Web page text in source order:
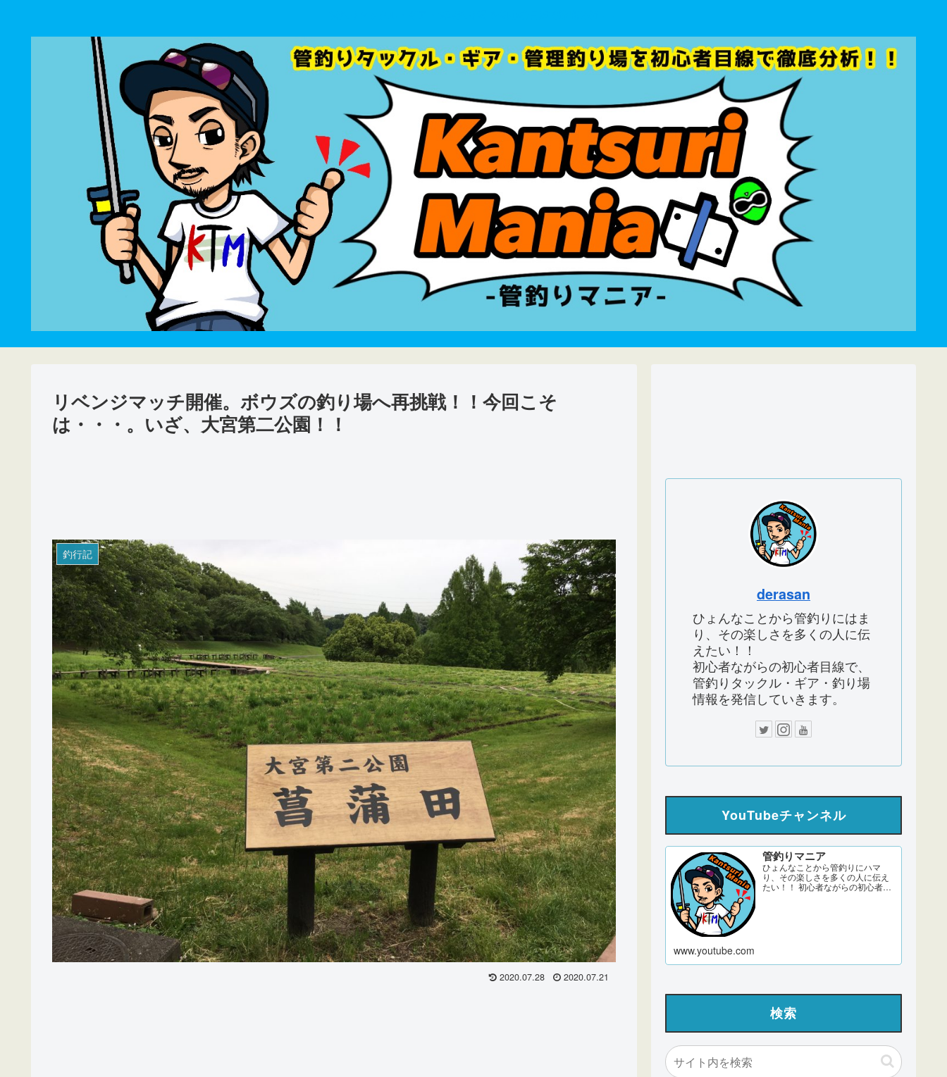
リベンジマッチ開催。ボウズの釣り場へ再挑戦！！今回こそ
は・・・。いざ、大宮第二公園！！
釣行記
2020.07.28 2020.07.21
derasan
ひょんなことから管釣りにはま
り、その楽しさを多くの人に伝
えたい！！
初心者ながらの初心者目線で、
管釣りタックル・ギア・釣り場
情報を発信していきます。
YouTubeチャンネル
管釣りマニア
ひょんなことから管釣りにハマ
り、その楽しさを多くの人に伝え
たい！！ 初心者ながらの初心者目
www.youtube.com
検索